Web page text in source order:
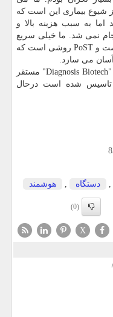
شیوع بیماری این است که
اما به سبب هزینه بالا و
نمی شد. ما خیلی سریع
دریافتیم این آزمایش در نوع خود خاص است و PoST روشی است که
هم اکنون توسط استارت آپ "Diagnosis Biotech" مستقر
تاسیس شده است درحال
, دستگاه , هوشمند
(0)
X